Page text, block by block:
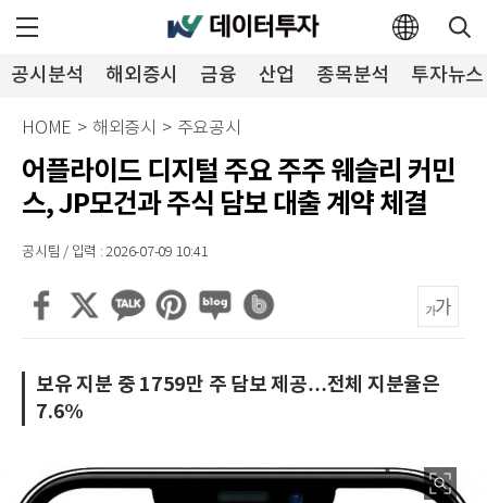
공시분석 해외증시 금융 산업 종목분석 투자뉴스
HOME > 해외증시 > 주요공시
어플라이드 디지털 주요 주주 웨슬리 커민
스, JP모건과 주식 담보 대출 계약 체결
공시팀 / 입력 : 2026-07-09 10:41
보유 지분 중 1759만 주 담보 제공…전체 지분율은
7.6%